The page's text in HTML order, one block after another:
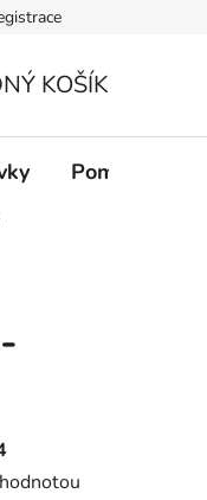
KOŠÍK
Pomůcky